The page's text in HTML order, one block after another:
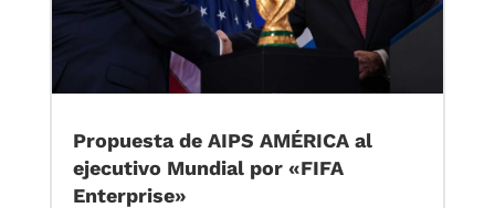
Propuesta de AIPS AMÉRICA al
ejecutivo Mundial por «FIFA
Enterprise»